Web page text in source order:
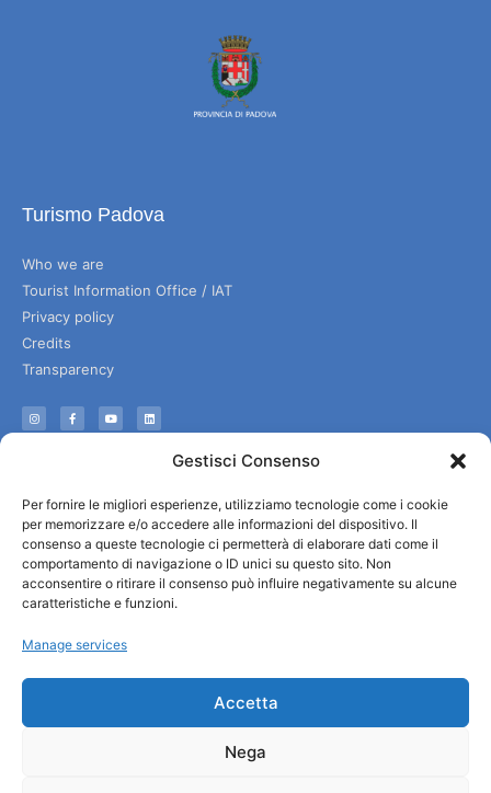
Gestisci Consenso
Per fornire le migliori esperienze, utilizziamo tecnologie come i cookie
per memorizzare e/o accedere alle informazioni del dispositivo. Il
consenso a queste tecnologie ci permetterà di elaborare dati come il
comportamento di navigazione o ID unici su questo sito. Non
acconsentire o ritirare il consenso può influire negativamente su alcune
caratteristiche e funzioni.
Manage services
Accetta
Nega
Turismo Padova
Who we are
Tourist Information Office / IAT
Privacy policy
Credits
Transparency
Useful services
Brochures